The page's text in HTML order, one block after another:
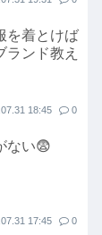
を着とけば
ランド教え
18:45 0
ない😨
17:45 0